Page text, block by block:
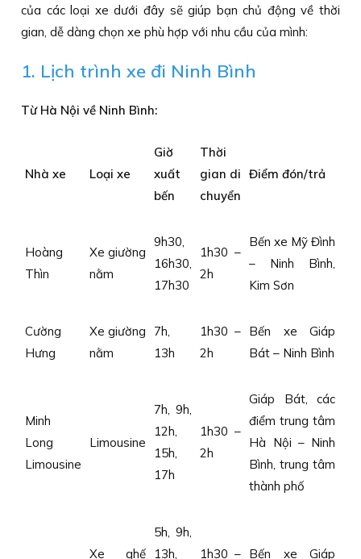
của các loại xe dưới đây sẽ giúp bạn chủ động về thời
gian, dễ dàng chọn xe phù hợp với nhu cầu của mình:
1. Lịch trình xe đi Ninh Bình
Từ Hà Nội về Ninh Bình:
Nhà xe Loại xe
Giờ
xuất
bến
Thời
gian di
chuyển
Điểm đón/trả
Hoàng
Thìn
Xe giường
nằm
9h30,
16h30,
17h30
1h30 –
2h
Bến xe Mỹ Đình
– Ninh Bình,
Kim Sơn
Cường
Hưng
Xe giường
nằm
7h,
13h
1h30 –
2h
Bến xe Giáp
Bát – Ninh Bình
Minh
Long
Limousine
Limousine
7h, 9h,
12h,
15h,
17h
1h30 –
2h
Giáp Bát, các
điểm trung tâm
Hà Nội – Ninh
Bình, trung tâm
thành phố
Xe ghế
5h, 9h,
13h,
1h30 – Bến xe Giáp